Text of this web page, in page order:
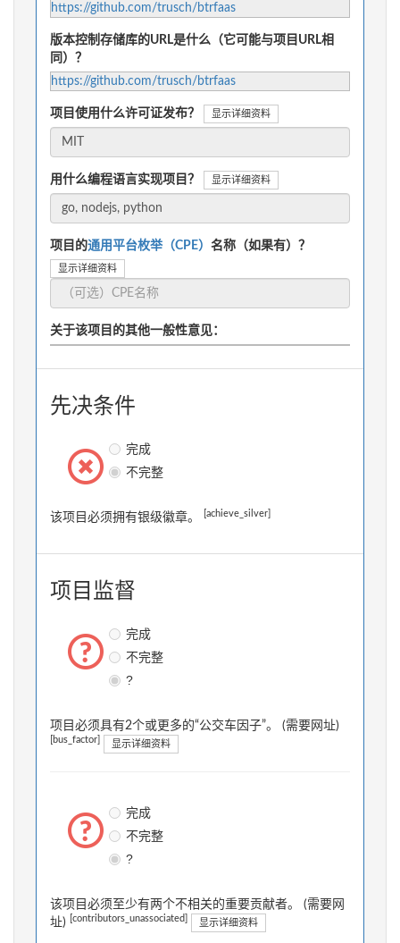
https://github.com/trusch/btrfaas
版本控制存储库的URL是什么（它可能与项目URL相
同）？
https://github.com/trusch/btrfaas
项目使用什么许可证发布？ 显示详细资料
用什么编程语言实现项目？ 显示详细资料
项目的通用平台枚举（CPE） 名称（如果有）？
显示详细资料
关于该项目的其他一般性意见：
先决条件
完成
不完整
该项目必须拥有银级徽章。 [achieve_silver]
项目监督
完成
不完整
?
项目必须具有2个或更多的“公交车因子”。 (需要网址)
[bus_factor] 显示详细资料
完成
不完整
?
该项目必须至少有两个不相关的重要贡献者。 (需要网
址)
[contributors_unassociated] 显示详细资料